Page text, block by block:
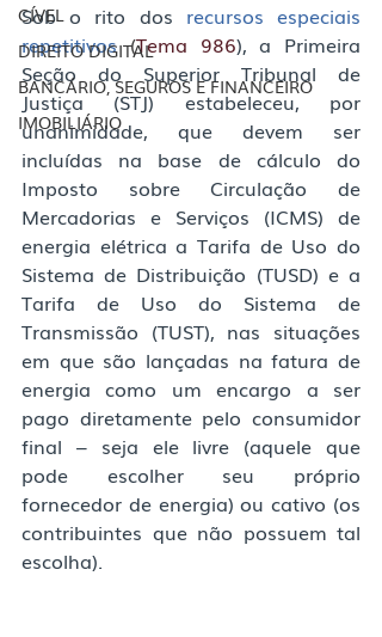
CÍVEL
DIREITO DIGITAL
BANCÁRIO, SEGUROS E FINANCEIRO
IMOBILIÁRIO
​Sob o rito dos recursos especiais
repetitivos (Tema 986), a Primeira
Seção do Superior Tribunal de
Justiça (STJ) estabeleceu, por
unanimidade, que devem ser
incluídas na base de cálculo do
Imposto sobre Circulação de
Mercadorias e Serviços (ICMS) de
energia elétrica a Tarifa de Uso do
Sistema de Distribuição (TUSD) e a
Tarifa de Uso do Sistema de
Transmissão (TUST), nas situações
em que são lançadas na fatura de
energia como um encargo a ser
pago diretamente pelo consumidor
final – seja ele livre (aquele que
pode escolher seu próprio
fornecedor de energia) ou cativo (os
contribuintes que não possuem tal
escolha).